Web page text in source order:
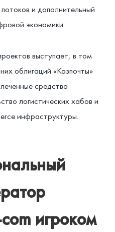
и дополнительный
экономики.
выступает, в том
облигаций «Казпочты»
средства
логистических хабов и
инфраструктуры.
игроком